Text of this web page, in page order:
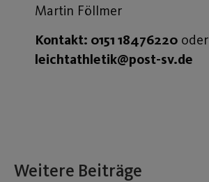
Martin Föllmer
Kontakt: 0151 18476220 oder
leichtathletik@post-sv.de
Weitere Beiträge